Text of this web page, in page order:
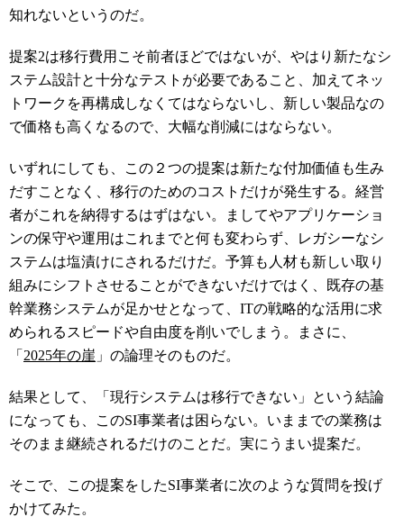
知れないというのだ。
提案2は移行費用こそ前者ほどではないが、やはり新たなシ
ステム設計と十分なテストが必要であること、加えてネッ
トワークを再構成しなくてはならないし、新しい製品なの
で価格も高くなるので、大幅な削減にはならない。
いずれにしても、この２つの提案は新たな付加価値も生み
だすことなく、移行のためのコストだけが発生する。経営
者がこれを納得するはずはない。ましてやアプリケーショ
ンの保守や運用はこれまでと何も変わらず、レガシーなシ
ステムは塩漬けにされるだけだ。予算も人材も新しい取り
組みにシフトさせることができないだけではく、既存の基
幹業務システムが足かせとなって、 ITの戦略的な活用に求
められるスピードや自由度を削いでしまう。まさに、
「 2025年の崖 」の論理そのものだ。
結果として、「現行システムは移行できない」という結論
になっても、このSI事業者は困らない。いままでの業務は
そのまま継続されるだけのことだ。実にうまい提案だ。
そこで、この提案をしたSI事業者に次のような質問を投げ
かけてみた。